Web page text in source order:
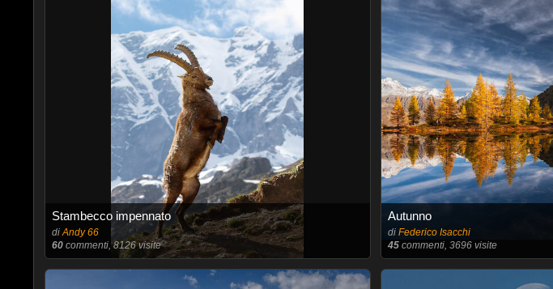
Stambecco impennato
diAndy 66
60commenti, 8126 visite
Autunno
diFederico Isacchi
45 commenti, 3696 visite